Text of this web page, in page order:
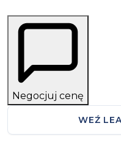
Negocjuj cenę
WEŹ